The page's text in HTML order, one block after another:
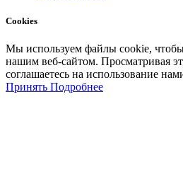
Cookies
Мы используем файлы cookie,
нашим веб-сайтом. Просматривая
соглашаетесь на использование
Принять Подробнее